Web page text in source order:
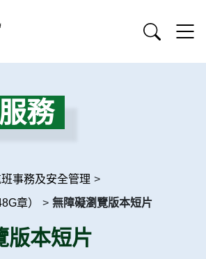
務
事務及安全管理 >
章）
> 無障礙瀏覽版本短片
版本短片